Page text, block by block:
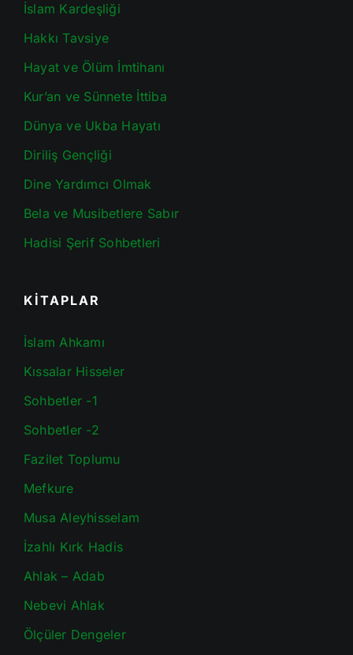
İslam Kardeşliği
Hakkı Tavsiye
Hayat ve Ölüm İmtihanı
Kur’an ve Sünnete İttiba
Dünya ve Ukba Hayatı
Diriliş Gençliği
Dine Yardımcı Olmak
Bela ve Musibetlere Sabır
Hadisi Şerif Sohbetleri
KİTAPLAR
İslam Ahkamı
Kıssalar Hisseler
Sohbetler -1
Sohbetler -2
Fazilet Toplumu
Mefkure
Musa Aleyhisselam
İzahlı Kırk Hadis
Ahlak – Adab
Nebevi Ahlak
Ölçüler Dengeler